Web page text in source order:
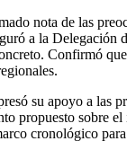
nota de las
a la Delegación
Confirmó
su apoyo a
propuesto sobre
cronológico